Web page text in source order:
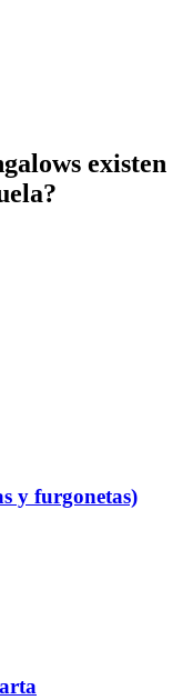
existen
y furgonetas)